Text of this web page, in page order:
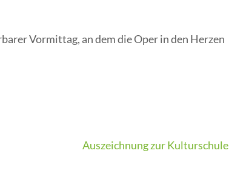
Vormittag, an dem die Oper in den Herzen
Auszeichnung zur Kulturschule